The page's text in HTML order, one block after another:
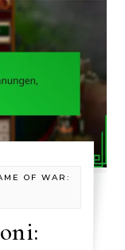
OF WAR: